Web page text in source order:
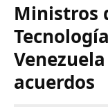
Ministros
acuerdos